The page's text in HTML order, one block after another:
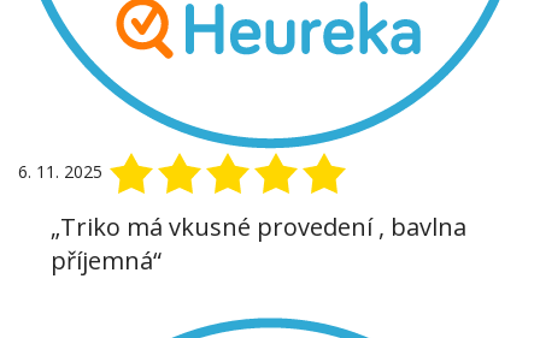
6. 11. 2025
„Triko má vkusné provedení , bavlna
příjemná“